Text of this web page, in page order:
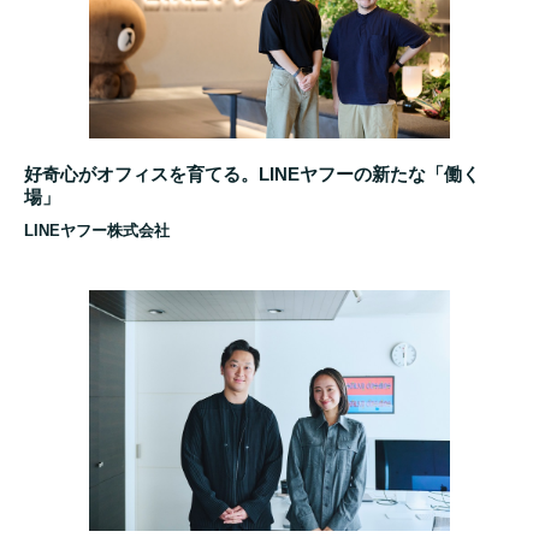
好奇心がオフィスを育てる。LINEヤフーの新たな「働く
場」
LINEヤフー株式会社